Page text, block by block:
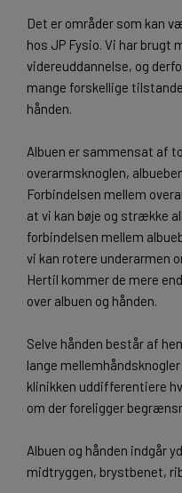
Det er områder som kan
hos JP Fysio. Vi har brugt
videreuddannelse, og
mange forskellige
hånden.
Albuen er sammensat af
overarmsknoglen,
Forbindelsen mellem
at vi kan bøje og strække
forbindelsen mellem
vi kan rotere underarmen
Hertil kommer de mere
over albuen og hånden.
Selve hånden består af
lange
klinikken uddifferentiere
om der foreligger
Albuen og hånden indgår
midtryggen, brystbenet,